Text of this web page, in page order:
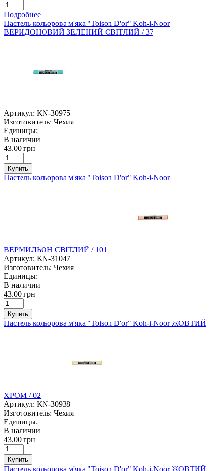
Подробнее
Пастель кольорова м'яка "Toison D'or" Koh-i-Noor
ВЕРИДОНОВИЙ ЗЕЛЕНИЙ СВІТЛИЙ / 37
Артикул: KN-30975
Изготовитель: Чехия
Единицы:
В наличии
43.00 грн
Купить
Пастель кольорова м'яка "Toison D'or" Koh-i-Noor
ВЕРМИЛЬОН СВІТЛИЙ / 101
Артикул: KN-31047
Изготовитель: Чехия
Единицы:
В наличии
43.00 грн
Купить
Пастель кольорова м'яка "Toison D'or" Koh-i-Noor ЖОВТИЙ
ХРОМ / 02
Артикул: KN-30938
Изготовитель: Чехия
Единицы:
В наличии
43.00 грн
Купить
Пастель кольорова м'яка "Toison D'or" Koh-i-Noor ЖОВТИЙ